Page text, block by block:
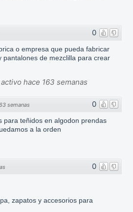
0
o empresa que pueda fabricar
pantalones de mezclilla para crear
activo hace 163 semanas
0
semanas
para teñidos en algodon prendas
a la orden
0
zapatos y accesorios para